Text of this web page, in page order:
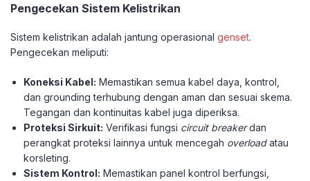
Pengecekan Sistem Kelistrikan
Sistem kelistrikan adalah jantung operasional genset.
Pengecekan meliputi:
Koneksi Kabel: Memastikan semua kabel daya, kontrol,
dan grounding terhubung dengan aman dan sesuai skema.
Tegangan dan kontinuitas kabel juga diperiksa.
Proteksi Sirkuit: Verifikasi fungsi circuit breakerdan
perangkat proteksi lainnya untuk mencegah overloadatau
korsleting.
Sistem Kontrol: Memastikan panel kontrol berfungsi,